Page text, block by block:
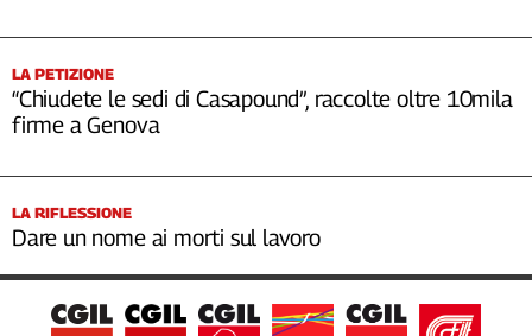
LA PETIZIONE
“Chiudete le sedi di Casapound”, raccolte oltre 10mila
firme a Genova
LA RIFLESSIONE
Dare un nome ai morti sul lavoro